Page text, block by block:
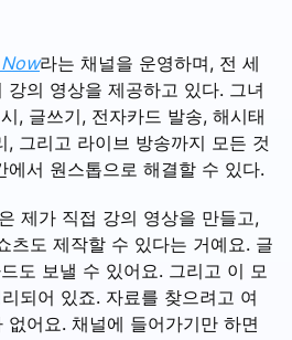
라는 채널을 운영하며, 전 세
강의 영상을 제공하고 있다. 그녀
, 글쓰기, 전자카드 발송, 해시태
, 그리고 라이브 방송까지 모든 것
에서 원스톱으로 해결할 수 있다.
제가 직접 강의 영상을 만들고,
츠도 제작할 수 있다는 거예요. 글
도 보낼 수 있어요. 그리고 이 모
되어 있죠. 자료를 찾으려고 여
어요. 채널에 들어가기만 하면